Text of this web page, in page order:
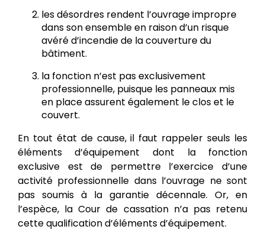
les désordres rendent l’ouvrage impropre
dans son ensemble en raison d’un risque
avéré d’incendie de la couverture du
bâtiment.
la fonction n’est pas exclusivement
professionnelle, puisque les panneaux mis
en place assurent également le clos et le
couvert.
En tout état de cause, il faut rappeler seuls les
éléments d’équipement dont la fonction
exclusive est de permettre l’exercice d’une
activité professionnelle dans l’ouvrage ne sont
pas soumis à la garantie décennale. Or, en
l’espèce, la Cour de cassation n’a pas retenu
cette qualification d’éléments d’équipement.